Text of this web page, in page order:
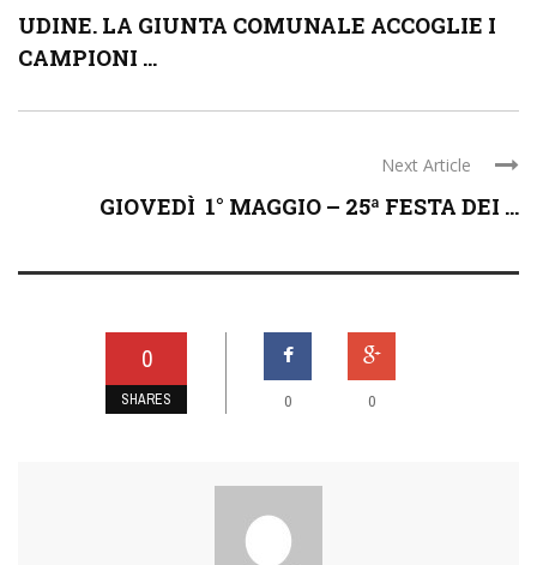
UDINE. LA GIUNTA COMUNALE ACCOGLIE I
CAMPIONI ...
Next Article
GIOVEDÌ 1° MAGGIO – 25ª FESTA DEI ...
0
SHARES 0 0